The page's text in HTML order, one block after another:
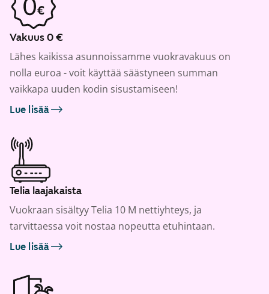
Vakuus 0 €
Lähes kaikissa asunnoissamme vuokravakuus on
nolla euroa - voit käyttää säästyneen summan
vaikkapa uuden kodin sisustamiseen!
Lue lisää
Telia laajakaista
Vuokraan sisältyy Telia 10 M nettiyhteys, ja
tarvittaessa voit nostaa nopeutta etuhintaan.
Lue lisää